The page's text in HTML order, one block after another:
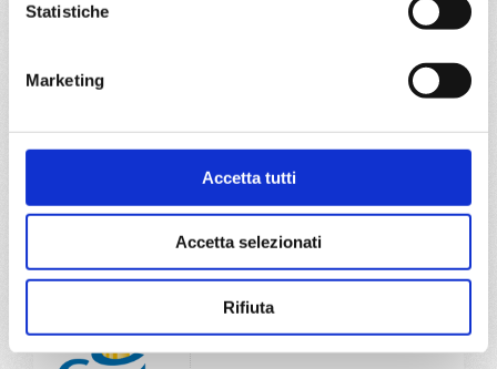
Statistiche
Marketing
Accetta tutti
Accetta selezionati
Rifiuta
a partire da
€ 480
DETTAGLI
daIstanbulconCosta Pacifica